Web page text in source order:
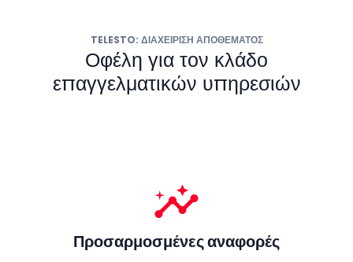
TELESTO: ΔΙΑΧΕΊΡΙΣΗ ΑΠΟΘΈΜΑΤΟΣ
Οφέλη για τον κλάδο
επαγγελματικών υπηρεσιών
insights
Προσαρμοσμένες αναφορές